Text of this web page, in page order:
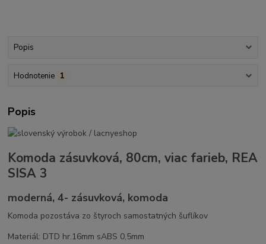
Popis
Hodnotenie 1
Popis
Komoda zásuvková, 80cm, viac farieb, REA
SISA 3
moderná, 4- zásuvková, komoda
Komoda pozostáva zo štyroch samostatných šuflíkov
Materiál: DTD hr.16mm sABS 0,5mm